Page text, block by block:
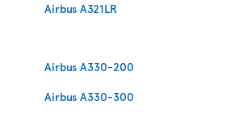
Airbus A321LR
Airbus A330-200
Airbus A330-300